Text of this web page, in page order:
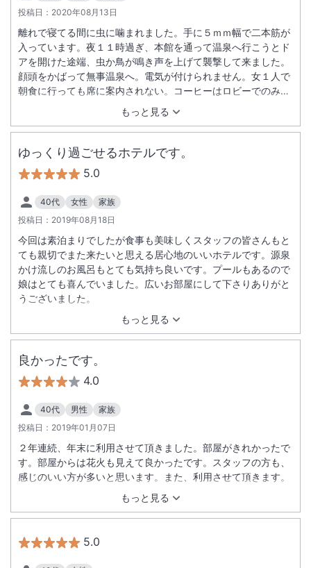
投稿日： 2020年08月13日
もっと見る
離れで寝てる間に虫に噛まれました。手に５ｍｍ幅で二本筋が
入っています。夜１１時過ぎ、本館を通って温泉へ行こうとド
アを開けた途端、虫か鳥が鳴き声を上げて襲撃して来ました。
顔頭をかばって無事温泉へ。電気が付けられません。女１人で
朝食に行っても席に案内されない。コーヒーはロビーでのみだ
が、案内がなかった。 ｇｏ ｔｏ ｔｒａｖｅｌを利用しても
１５０００円位なので、虫を何とかして欲しい。キッチンにコ
ンロとポットしかない。女風呂は夕陽が見られないのは仕様が
ないのか。しかし何より清潔。外から見えていそうだが温泉が
ゆっくり過ごせるホテルです。
5.0
40代 女性
家族
投稿日： 2019年08月18日
もっと見る
今回は素泊まりでしたが食事も美味しくスタッフの皆さんもと
ても親切でまた来たいと思える居心地のいいホテルです。源泉
かけ流しのお風呂もとても気持ち良いです。プールもあるので
娘はとても喜んでいました。広いお部屋にして下さりありがと
うございました。
良かったです。
4.0
40代 男性
家族
投稿日： 2019年01月07日
もっと見る
２年連続、年末に利用させて頂きました。部屋がきれかったで
す。部屋からは花火も見えて良かったです。スタッフの方も、
感じのいい方が多いと思います。また、利用させて頂きます。
5.0